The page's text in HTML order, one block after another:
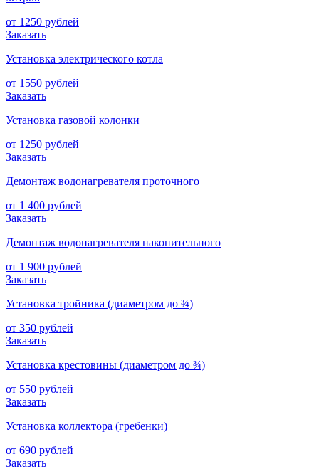
от 1250 рублей
Заказать
Установка электрического котла
от 1550 рублей
Заказать
Установка газовой колонки
от 1250 рублей
Заказать
Демонтаж водонагревателя проточного
от 1 400 рублей
Заказать
Демонтаж водонагревателя накопительного
от 1 900 рублей
Заказать
Установка тройника (диаметром до ¾)
от 350 рублей
Заказать
Установка крестовины (диаметром до ¾)
от 550 рублей
Заказать
Установка коллектора (гребенки)
от 690 рублей
Заказать